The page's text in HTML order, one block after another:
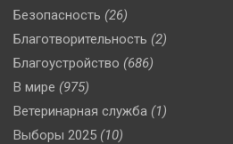
Безопасность (26)
Благотворительность (2)
Благоустройство (686)
В мире (975)
Ветеринарная служба (1)
Выборы 2025 (10)